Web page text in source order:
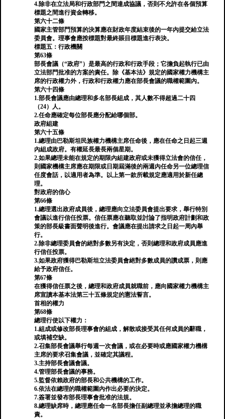
4.除非在立法局和行政部門之間達成協議，否則不允許在各個預算
標題之間進行資金轉移。
第六十二條
國家主管部門預算的決算應在財政年度結束後的一年內提交給立法
委員會。理事會應按標題對最終賬目標題進行表決。
標題五：行政機關
第63條
部長會議（“政府”）是最高的行政和行政手段；它擔負起執行已由
立法部門批准的方案的責任。除《基本法》規定的國家權力機構主
席的行政權力外，行政和行政權力應在部長會議的職權範圍內。
第六十四條
1.部長會議應由總理和多名部長組成，其人數不得超過二十四
（24）人。
2.任命應確定每位部長應分配給哪個部。
政府組建
第六十五條
1.總理由巴勒斯坦民族權力機構主席任命後，應在任命之日起三週
內組成政府。有權延長最長兩個星期。
2.如果總理未能在規定的期限內組建政府或未獲得立法會的信任，
則國家機構主席應在期限或日期屆滿後的兩週內任命另一位總理信
任度會話，以適用者為準。以上第一款所載規定應適用於新任總
理。
對政府的信心
第66條
1.總理選出政府成員後，總理應向立法委員會提出要求，舉行特別
會議以進行信任投票。信任票應在聽取並討論了指明政府計劃和政
策的部長級書面聲明後進行。會議應在提出請求之日起一周內舉
行。
2.除非總理委員會的絕對多數另有決定，否則總理和政府成員應進
行信任投票。
3.如果政府獲得巴勒斯坦立法委員會絕對多數成員的讚成票，則應
給予政府信任。
第67條
在獲得信任票之後，總理和政府成員就職前，應向國家權力機構主
席宣讀本基本法第三十五條規定的憲法誓言。
首相的權力
第68條
總理行使以下權力：
1.組成或修改部長理事會的組成，解散或接受其任何成員的辭職，
或填補空缺。
2.召集部長會議舉行每週一次會議，或在必要時或應國家權力機構
主席的要求召集會議，並確定其議程。
3.主持部長會議會議。
4.管理部長會議的事務。
5.監督依賴政府的部長和公共機構的工作。
6.依法在總理的職權範圍內作出必要的決定。
7.簽署並發布部長理事會批准的法規。
8.總理缺席時，總理應任命一名部長擔任副總理並承擔總理的職
責。